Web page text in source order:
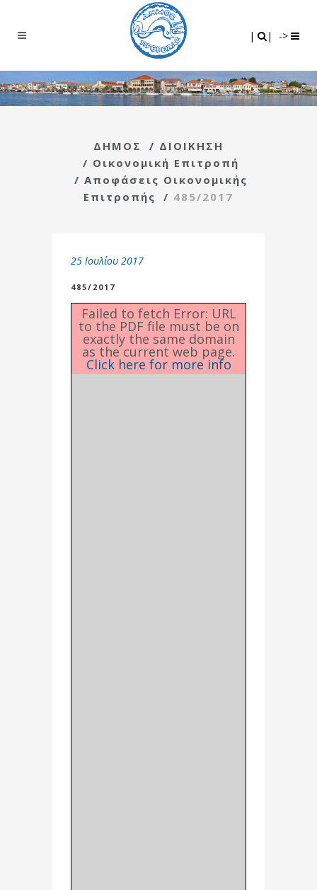
| | ->
ΔΗΜΟΣ / ΔΙΟΙΚΗΣΗ
/ Οικονομική Επιτροπή
/ Αποφάσεις Οικονομικής
Επιτροπής
/ 485/2017
25 Ιουλίου 2017
485/2017
Failed to fetch Error: URL
to the PDF file must be on
exactly the same domain
as the current web page.
Click here for more info